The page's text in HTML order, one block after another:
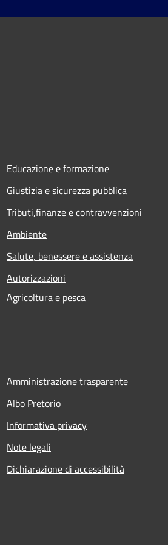
Educazione e formazione
Giustizia e sicurezza pubblica
Tributi,finanze e contravvenzioni
Ambiente
Salute, benessere e assistenza
Autorizzazioni
Agricoltura e pesca
Amministrazione trasparente
Albo Pretorio
Informativa privacy
Note legali
Dichiarazione di accessibilità